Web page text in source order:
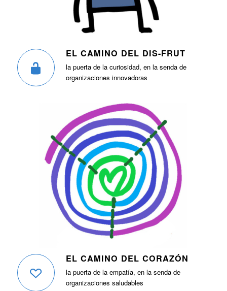
EL CAMINO DEL DIS-FRUT
la puerta de la curiosidad, en la senda de
organizaciones innovadoras
EL CAMINO DEL CORAZÓN
la puerta de la empatía, en la senda de
organizaciones saludables